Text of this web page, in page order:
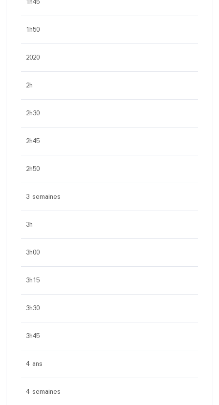
1h50
2020
2h
2h30
2h45
2h50
3 semaines
3h
3h00
3h15
3h30
3h45
4 ans
4 semaines